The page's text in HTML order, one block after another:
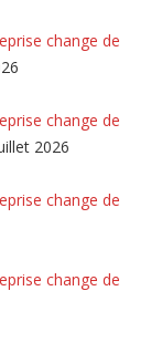
change de
change de
2026
change de
change de